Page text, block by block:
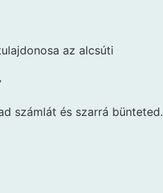
az alcsúti
számlát és szarrá bünteted.